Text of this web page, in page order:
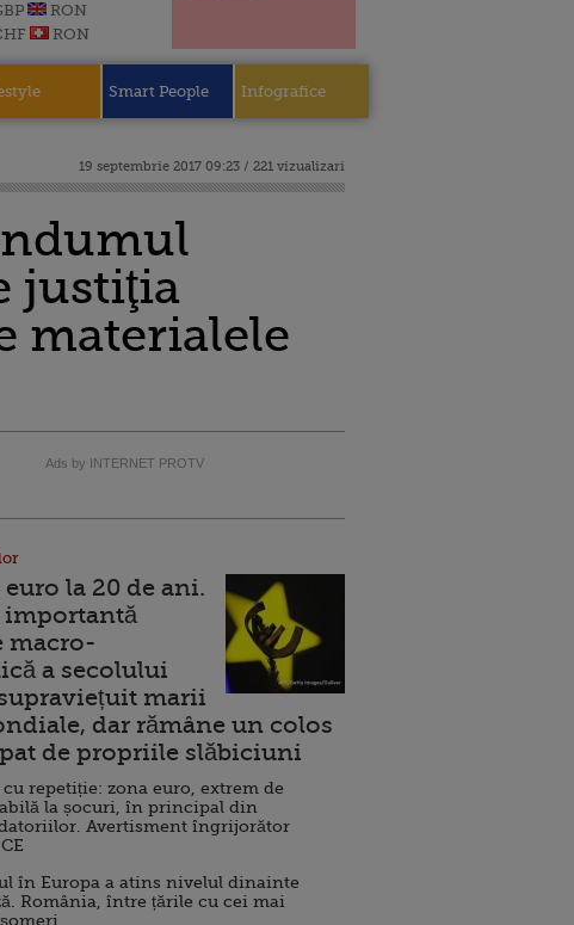
RON
RON
Smart People Infografice
19 septembrie 2017 09:23 / 221 vizualizari
justiţia
materialele
Ads by INTERNET PROTV
la 20 de ani.
importantă
macro-
a secolului
marii
dar rămâne un colos
de propriile slăbiciuni
repetiție: zona euro, extrem de
la șocuri, în principal din
Avertisment îngrijorător
în Europa a atins nivelul dinainte
România, între țările cu cei mai